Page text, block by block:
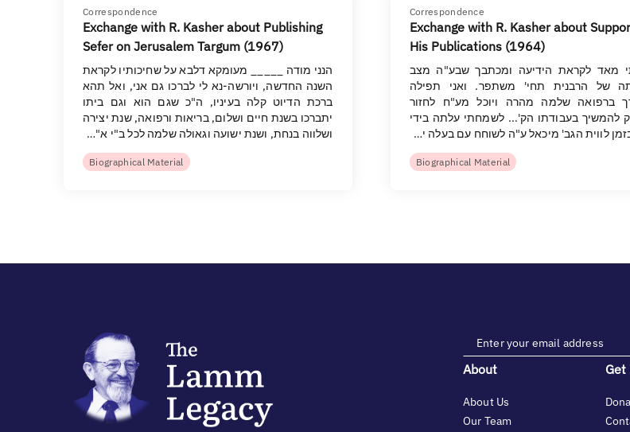
Correspondence
Exchange with R. Kasher about Publishing
Sefer on Jerusalem Targum (1967)
הנני מודה _____ מעומקא דלבא על שחיכותיו לקראת
השנה החדשה, ויורשה-נא לי לברכו גם אני, ואל תהא
ברכת הדיוט קלה בעיניו, ה"כ שגם הוא וגם ביתו
יתברכו בשנת חיים ושלום, בריאות ורפואה, שנת יצירה
ושלווה בנחת, ושנת ישועה וגאולה שלמה לכל ב"י א"…
Biographical Material
Correspondence
Exchange with R. Kasher about
His Publications (1964)
מאד לקראת הידיעה ומכתבך שבע"ה מצב
של הרבנית תחי' משתפר. ואני תפילה
ברפואה שלמה מהרה ויוכל מע"ח לחזור
להמשיך בעבודתו הק'... לשמחתי עלתה בידי
לווית הגב' מיכאל ע"ה לשוחח עם בעלה י…
Biographical Material
About
About Us
Our Team
Get